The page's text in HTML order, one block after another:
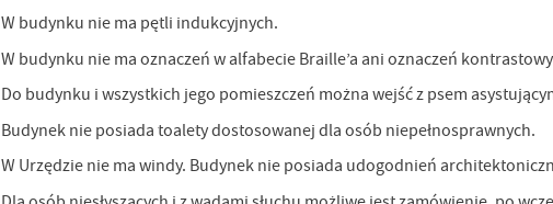
W budynku nie ma pętli indukcyjnych.
W budynku nie ma oznaczeń w alfabecie Braille’a ani oznaczeń
Do budynku i wszystkich jego pomieszczeń można wejść z psem
Budynek nie posiada toalety dostosowanej dla osób niepełnosprawnych.
W Urzędzie nie ma windy. Budynek nie posiada udogodnień